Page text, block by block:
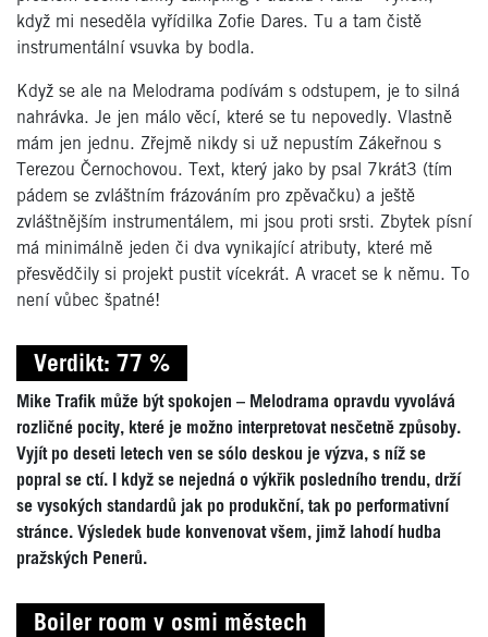
když mi neseděla vyřídilka Zofie Dares. Tu a tam čistě
instrumentální vsuvka by bodla.
Když se ale na Melodrama podívám s odstupem, je to silná
nahrávka. Je jen málo věcí, které se tu nepovedly. Vlastně
mám jen jednu. Zřejmě nikdy si už nepustím Zákeřnou s
Terezou Černochovou. Text, který jako by psal 7krát3 (tím
pádem se zvláštním frázováním pro zpěvačku) a ještě
zvláštnějším instrumentálem, mi jsou proti srsti. Zbytek písní
má minimálně jeden či dva vynikající atributy, které mě
přesvědčily si projekt pustit vícekrát. A vracet se k němu. To
není vůbec špatné!
Verdikt: 77 %
Mike Trafik může být spokojen – Melodrama opravdu vyvolává
rozličné pocity, které je možno interpretovat nesčetně způsoby.
Vyjít po deseti letech ven se sólo deskou je výzva, s níž se
popral se ctí. I když se nejedná o výkřik posledního trendu, drží
se vysokých standardů jak po produkční, tak po performativní
stránce. Výsledek bude konvenovat všem, jimž lahodí hudba
pražských Penerů.
Boiler room v osmi městech